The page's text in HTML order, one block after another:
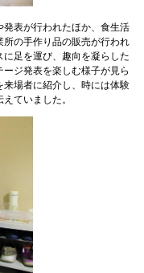
表が行われたほか、食生活
の手作り品の販売が行われ
足を運び、趣向を凝らした
ジ発表を楽しむ様子が見ら
場者に紹介し、時には体験
ていました。